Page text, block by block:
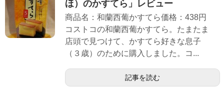
ほ）のかすてら」レビュー
商品名：和蘭西葡かすてら価格：438円
コストコの和蘭西葡かすてら。たまたま
店頭で見つけて、かすてら好きな息子
（３歳）のために購入しました。コ...
記事を読む